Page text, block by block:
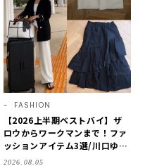
FASHION
【2026上半期ベストバイ】ザ
ロウからワークマンまで！ファ
ッションアイテム3選/川口ゆか
り
2026.08.05